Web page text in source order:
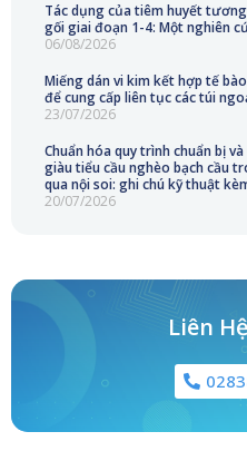
Tác dụng của tiêm huyết
gối giai đoạn 1-4: Một nghiên
06/08/2026
Miếng dán vi kim kết hợp tế
để cung cấp liên tục các túi
23/07/2026
Chuẩn hóa quy trình chuẩn bị
giàu tiểu cầu nghèo bạch cầu
qua nội soi: ghi chú kỹ thuật
20/07/2026
Liên